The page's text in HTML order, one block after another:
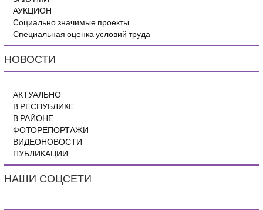
АУКЦИОН
Социально значимые проекты
Специальная оценка условий труда
НОВОСТИ
АКТУАЛЬНО
В РЕСПУБЛИКЕ
В РАЙОНЕ
ФОТОРЕПОРТАЖИ
ВИДЕОНОВОСТИ
ПУБЛИКАЦИИ
НАШИ СОЦСЕТИ